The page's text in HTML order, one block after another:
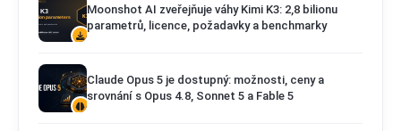
Moonshot AI zveřejňuje váhy Kimi K3: 2,8 bilionu
parametrů, licence, požadavky a benchmarky
Claude Opus 5 je dostupný: možnosti, ceny a
srovnání s Opus 4.8, Sonnet 5 a Fable 5